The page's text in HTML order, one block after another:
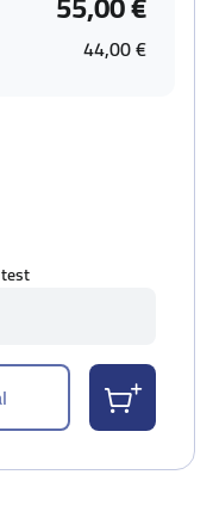
44,00 €